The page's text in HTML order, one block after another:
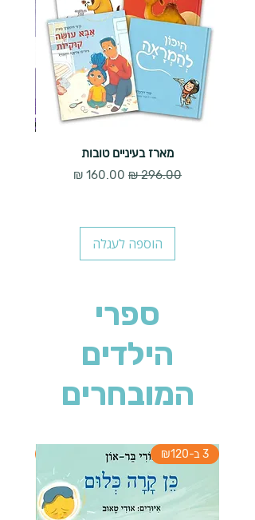
מארז בעיניים טובות
מחיר רגיל
מחיר מבצע
הוספה לעגלה
ספרי
הילדים
המובחרים
3 ב-₪120